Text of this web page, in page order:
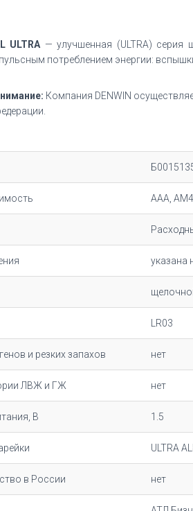
ULTRA — улучшенная (ULTRA) серия
потреблением энергии:
Компания DENWIN
AAA,
указана
LR03
и резких запахов нет
ЛВЖ и ГЖ нет
В 1.5
ULTRA
в России нет